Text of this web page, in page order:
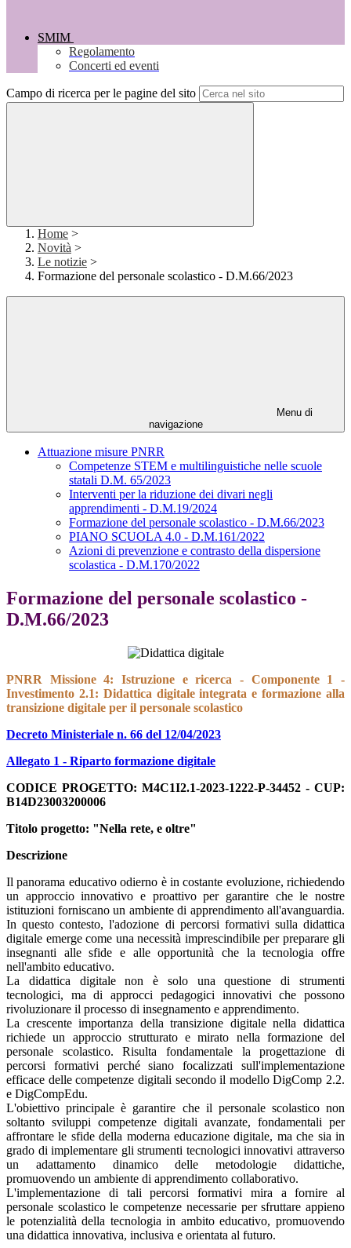
SMIM
Regolamento
Concerti ed eventi
Campo di ricerca per le pagine del sito
Home >
Novità >
Le notizie >
Formazione del personale scolastico - D.M.66/2023
Menu di
navigazione
Attuazione misure PNRR
Competenze STEM e multilinguistiche nelle scuole
statali D.M. 65/2023
Interventi per la riduzione dei divari negli
apprendimenti - D.M.19/2024
Formazione del personale scolastico - D.M.66/2023
PIANO SCUOLA 4.0 - D.M.161/2022
Azioni di prevenzione e contrasto della dispersione
scolastica - D.M.170/2022
Formazione del personale scolastico -
D.M.66/2023
PNRR Missione 4: Istruzione e ricerca - Componente 1 -
Investimento 2.1: Didattica digitale integrata e formazione alla
transizione digitale per il personale scolastico
Decreto Ministeriale n. 66 del 12/04/2023
Allegato 1 - Riparto formazione digitale
CODICE PROGETTO: M4C1I2.1-2023-1222-P-34452 - CUP:
B14D23003200006
Titolo progetto: "Nella rete, e oltre"
Descrizione
Il panorama educativo odierno è in costante evoluzione, richiedendo
un approccio innovativo e proattivo per garantire che le nostre
istituzioni forniscano un ambiente di apprendimento all'avanguardia.
In questo contesto, l'adozione di percorsi formativi sulla didattica
digitale emerge come una necessità imprescindibile per preparare gli
insegnanti alle sfide e alle opportunità che la tecnologia offre
nell'ambito educativo.
La didattica digitale non è solo una questione di strumenti
tecnologici, ma di approcci pedagogici innovativi che possono
rivoluzionare il processo di insegnamento e apprendimento.
La crescente importanza della transizione digitale nella didattica
richiede un approccio strutturato e mirato nella formazione del
personale scolastico. Risulta fondamentale la progettazione di
percorsi formativi perché siano focalizzati sull'implementazione
efficace delle competenze digitali secondo il modello DigComp 2.2.
e DigCompEdu.
L'obiettivo principale è garantire che il personale scolastico non
soltanto sviluppi competenze digitali avanzate, fondamentali per
affrontare le sfide della moderna educazione digitale, ma che sia in
grado di implementare gli strumenti tecnologici innovativi attraverso
un adattamento dinamico delle metodologie didattiche,
promuovendo un ambiente di apprendimento collaborativo.
L'implementazione di tali percorsi formativi mira a fornire al
personale scolastico le competenze necessarie per sfruttare appieno
le potenzialità della tecnologia in ambito educativo, promuovendo
una didattica innovativa, inclusiva e orientata al futuro.